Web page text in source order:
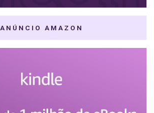
ANÚNCIO AMAZON